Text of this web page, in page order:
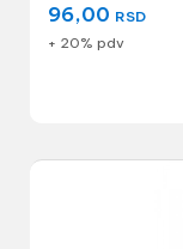
96,00 RSD
+ 20% pdv